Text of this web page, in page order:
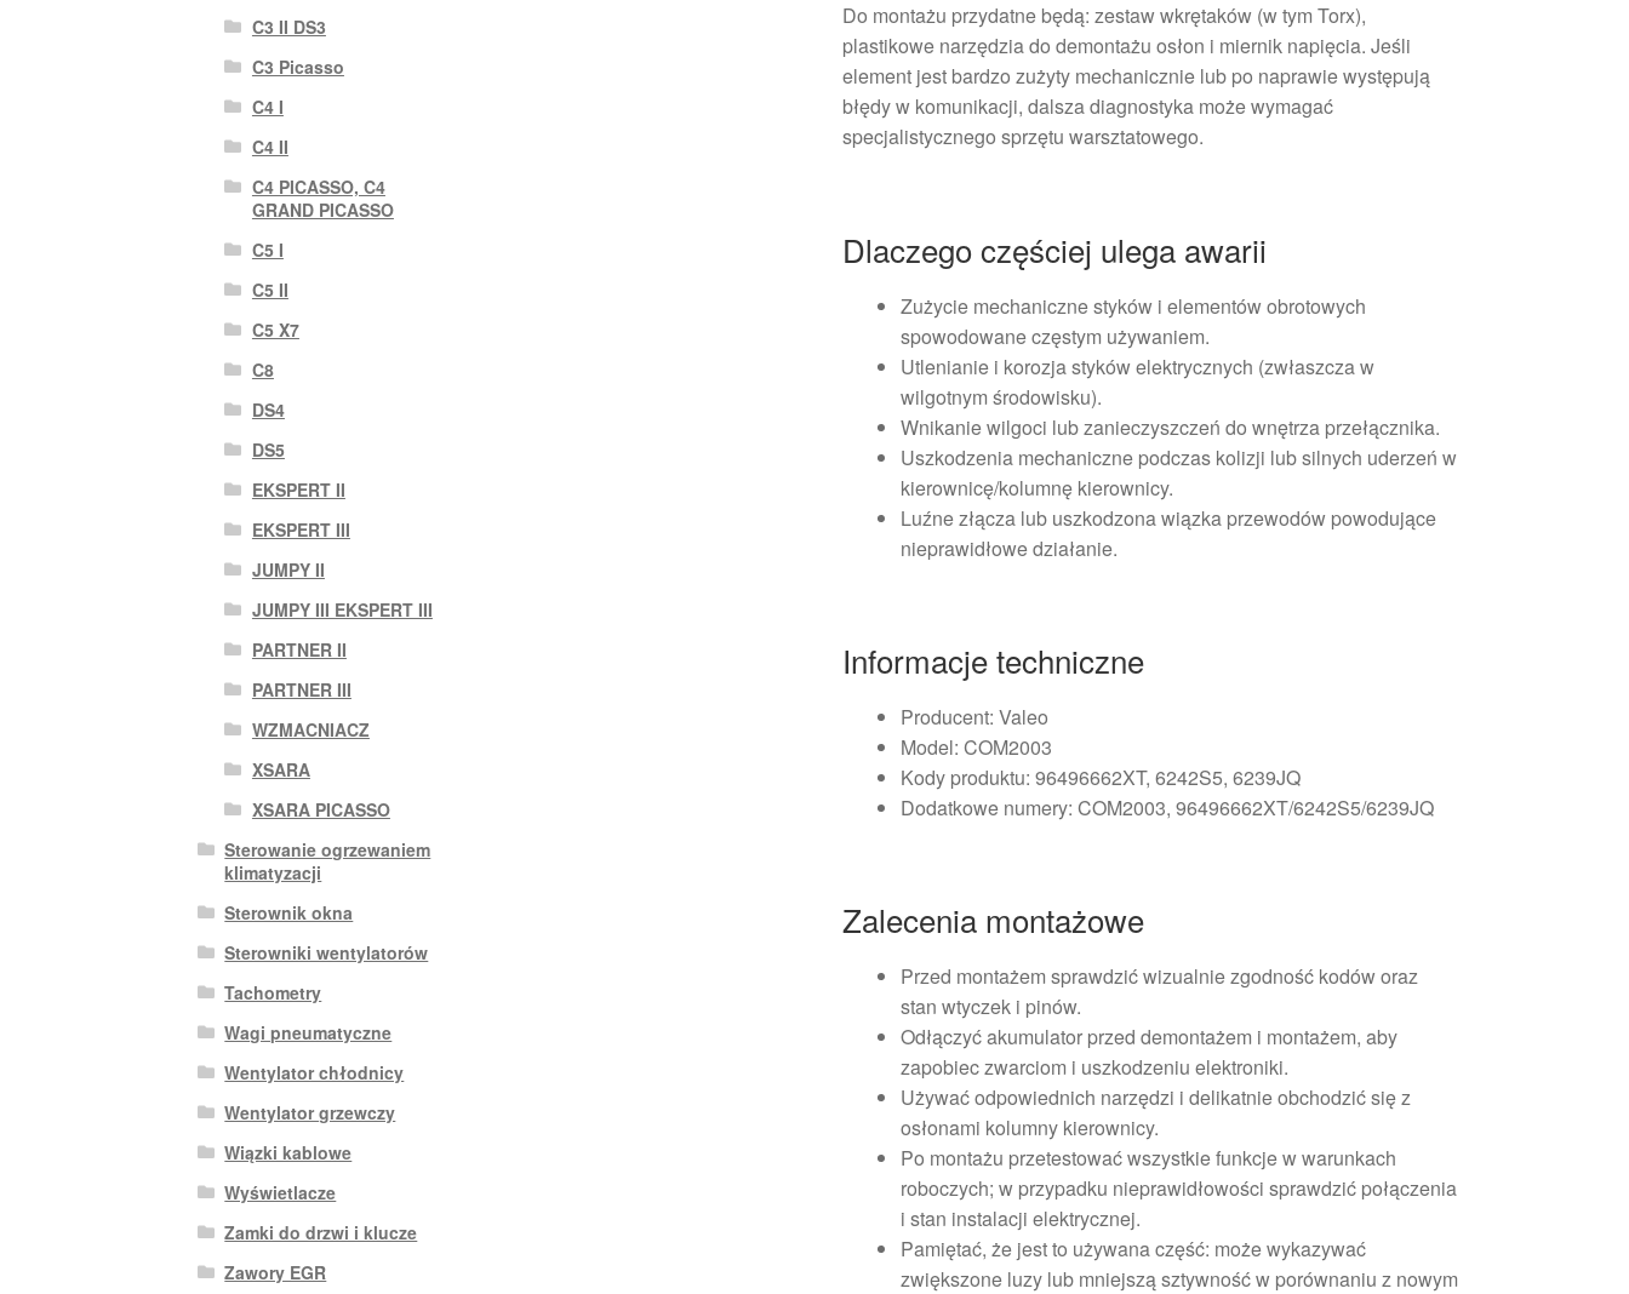
Do montażu przydatne będą: zestaw wkrętaków (w tym Torx),
plastikowe narzędzia do demontażu osłon i miernik napięcia. Jeśli
element jest bardzo zużyty mechanicznie lub po naprawie występują
błędy w komunikacji, dalsza diagnostyka może wymagać
specjalistycznego sprzętu warsztatowego.
Dlaczego częściej ulega awarii
Zużycie mechaniczne styków i elementów obrotowych
spowodowane częstym używaniem.
Utlenianie i korozja styków elektrycznych (zwłaszcza w
wilgotnym środowisku).
Wnikanie wilgoci lub zanieczyszczeń do wnętrza przełącznika.
Uszkodzenia mechaniczne podczas kolizji lub silnych uderzeń w
kierownicę/kolumnę kierownicy.
Luźne złącza lub uszkodzona wiązka przewodów powodujące
nieprawidłowe działanie.
Informacje techniczne
Producent: Valeo
Model: COM2003
Kody produktu: 96496662XT, 6242S5, 6239JQ
Dodatkowe numery: COM2003, 96496662XT/6242S5/6239JQ
Zalecenia montażowe
Przed montażem sprawdzić wizualnie zgodność kodów oraz
stan wtyczek i pinów.
Odłączyć akumulator przed demontażem i montażem, aby
zapobiec zwarciom i uszkodzeniu elektroniki.
Używać odpowiednich narzędzi i delikatnie obchodzić się z
osłonami kolumny kierownicy.
Po montażu przetestować wszystkie funkcje w warunkach
roboczych; w przypadku nieprawidłowości sprawdzić połączenia
i stan instalacji elektrycznej.
Pamiętać, że jest to używana część: może wykazywać
zwiększone luzy lub mniejszą sztywność w porównaniu z nowym
C3 II DS3
C3 Picasso
C4 I
C4 II
C4 PICASSO, C4
GRAND PICASSO
C5 I
C5 II
C5 X7
C8
DS4
DS5
EKSPERT II
EKSPERT III
JUMPY II
JUMPY III EKSPERT III
PARTNER II
PARTNER III
WZMACNIACZ
XSARA
XSARA PICASSO
Sterowanie ogrzewaniem
klimatyzacji
Sterownik okna
Sterowniki wentylatorów
Tachometry
Wagi pneumatyczne
Wentylator chłodnicy
Wentylator grzewczy
Wiązki kablowe
Wyświetlacze
Zamki do drzwi i klucze
Zawory EGR